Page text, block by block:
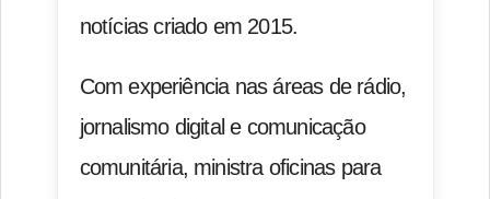
notícias criado em 2015.
Com experiência nas áreas de rádio,
jornalismo digital e comunicação
comunitária, ministra oficinas para